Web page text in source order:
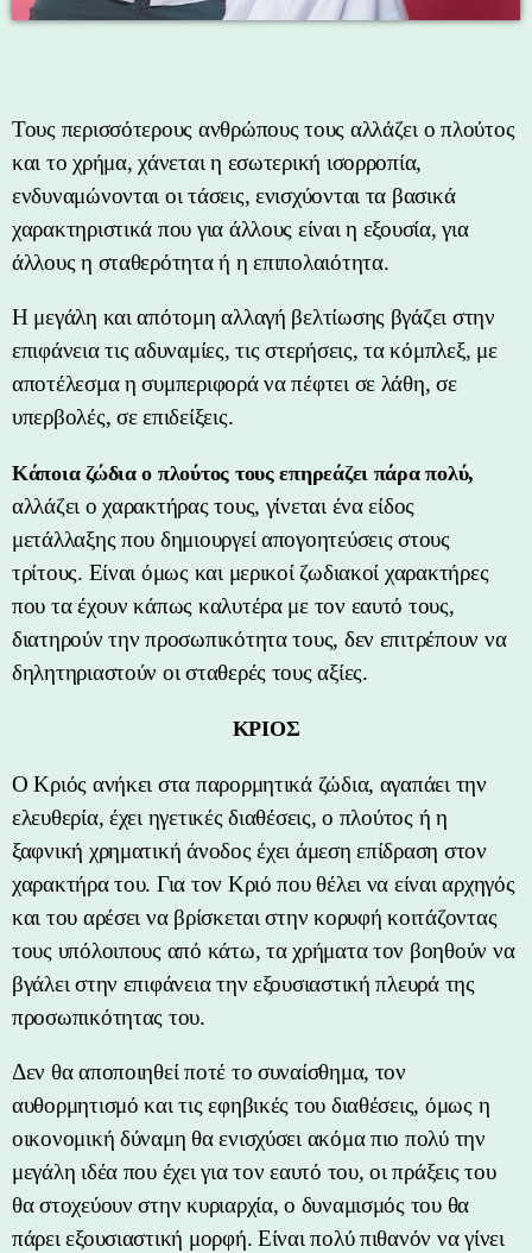
Τους περισσότερους ανθρώπους τους αλλάζει ο πλούτος
και το χρήμα, χάνεται η εσωτερική ισορροπία,
ενδυναμώνονται οι τάσεις, ενισχύονται τα βασικά
χαρακτηριστικά που για άλλους είναι η εξουσία, για
άλλους η σταθερότητα ή η επιπολαιότητα.
Η μεγάλη και απότομη αλλαγή βελτίωσης βγάζει στην
επιφάνεια τις αδυναμίες, τις στερήσεις, τα κόμπλεξ, με
αποτέλεσμα η συμπεριφορά να πέφτει σε λάθη, σε
υπερβολές, σε επιδείξεις.
Κάποια ζώδια ο πλούτος τους επηρεάζει πάρα πολύ,
αλλάζει ο χαρακτήρας τους, γίνεται ένα είδος
μετάλλαξης που δημιουργεί απογοητεύσεις στους
τρίτους. Είναι όμως και μερικοί ζωδιακοί χαρακτήρες
που τα έχουν κάπως καλυτέρα με τον εαυτό τους,
διατηρούν την προσωπικότητα τους, δεν επιτρέπουν να
δηλητηριαστούν οι σταθερές τους αξίες.
ΚΡΙΟΣ
Ο Κριός ανήκει στα παρορμητικά ζώδια, αγαπάει την
ελευθερία, έχει ηγετικές διαθέσεις, ο πλούτος ή η
ξαφνική χρηματική άνοδος έχει άμεση επίδραση στον
χαρακτήρα του. Για τον Κριό που θέλει να είναι αρχηγός
και του αρέσει να βρίσκεται στην κορυφή κοιτάζοντας
τους υπόλοιπους από κάτω, τα χρήματα τον βοηθούν να
βγάλει στην επιφάνεια την εξουσιαστική πλευρά της
προσωπικότητας του.
Δεν θα αποποιηθεί ποτέ το συναίσθημα, τον
αυθορμητισμό και τις εφηβικές του διαθέσεις, όμως η
οικονομική δύναμη θα ενισχύσει ακόμα πιο πολύ την
μεγάλη ιδέα που έχει για τον εαυτό του, οι πράξεις του
θα στοχεύουν στην κυριαρχία, ο δυναμισμός του θα
πάρει εξουσιαστική μορφή. Είναι πολύ πιθανόν να γίνει